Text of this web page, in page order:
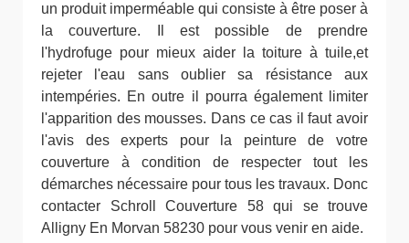
un produit imperméable qui consiste à être poser à
la couverture. Il est possible de prendre
l'hydrofuge pour mieux aider la toiture à tuile,et
rejeter l'eau sans oublier sa résistance aux
intempéries. En outre il pourra également limiter
l'apparition des mousses. Dans ce cas il faut avoir
l'avis des experts pour la peinture de votre
couverture à condition de respecter tout les
démarches nécessaire pour tous les travaux. Donc
contacter Schroll Couverture 58 qui se trouve
Alligny En Morvan 58230 pour vous venir en aide.